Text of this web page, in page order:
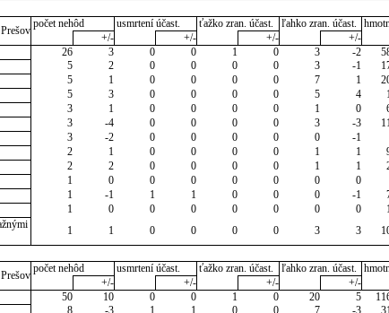
Prešov
počet nehôd usmrtení účast. ťažko zran. účast. ľahko zran. účast.
+/-
+/- +/- +/-
26 3 0 0 1 0 3 -2
5 2 0 0 0 0 3 -1
5 1 0 0 0 0 7 1
5 3 0 0 0 0 5 4
3 1 0 0 0 0 1 0
3 -4 0 0 0 0 3 -3
3 -2 0 0 0 0 0 -1
2 1 0 0 0 0 1 1
2 2 0 0 0 0 1 1
1 0 0 0 0 0 0 0
1 -1 1 1 0 0 0 -1
1 0 0 0 0 0 0 0
1 1 0 0 0 0 3 3
Prešov
počet nehôd usmrtení účast. ťažko zran. účast. ľahko zran. účast.
+/-
+/- +/- +/-
50 10 0 0 1 0 20 5
8 -3 1 1 0 0 7 -3